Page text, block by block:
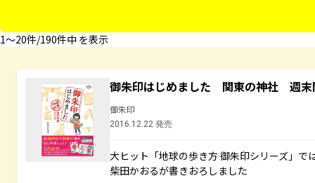
1〜20件/190件中 を表示
御朱印はじめました 関東の神社 週末
御朱印
2016.12.22 発売
大ヒット「地球の歩き方 御朱印シリーズ」
柴田かおるが書きおろしました